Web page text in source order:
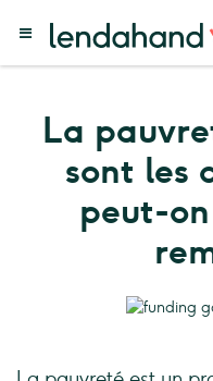
La
sont les
peut-